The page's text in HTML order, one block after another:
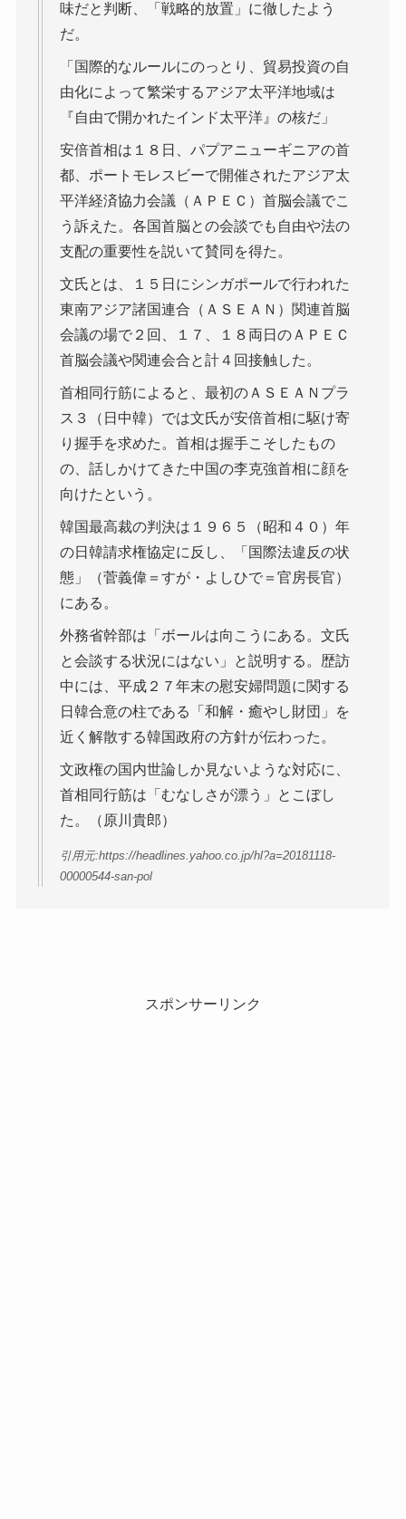
味だと判断、「戦略的放置」に徹したよう
だ。
「国際的なルールにのっとり、貿易投資の自
由化によって繁栄するアジア太平洋地域は
『自由で開かれたインド太平洋』の核だ」
安倍首相は１８日、パプアニューギニアの首
都、ポートモレスビーで開催されたアジア太
平洋経済協力会議（ＡＰＥＣ）首脳会議でこ
う訴えた。各国首脳との会談でも自由や法の
支配の重要性を説いて賛同を得た。
文氏とは、１５日にシンガポールで行われた
東南アジア諸国連合（ＡＳＥＡＮ）関連首脳
会議の場で２回、１７、１８両日のＡＰＥＣ
首脳会議や関連会合と計４回接触した。
首相同行筋によると、最初のＡＳＥＡＮプラ
ス３（日中韓）では文氏が安倍首相に駆け寄
り握手を求めた。首相は握手こそしたもの
の、話しかけてきた中国の李克強首相に顔を
向けたという。
韓国最高裁の判決は１９６５（昭和４０）年
の日韓請求権協定に反し、「国際法違反の状
態」（菅義偉＝すが・よしひで＝官房長官）
にある。
外務省幹部は「ボールは向こうにある。文氏
と会談する状況にはない」と説明する。歴訪
中には、平成２７年末の慰安婦問題に関する
日韓合意の柱である「和解・癒やし財団」を
近く解散する韓国政府の方針が伝わった。
文政権の国内世論しか見ないような対応に、
首相同行筋は「むなしさが漂う」とこぼし
た。（原川貴郎）
引用元:https://headlines.yahoo.co.jp/hl?a=20181118-
00000544-san-pol
スポンサーリンク